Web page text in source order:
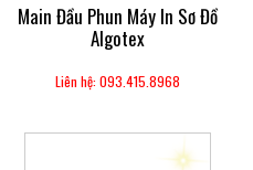
Main Đầu Phun Máy In Sơ Đồ
Algotex
Liên hệ: 093.415.8968